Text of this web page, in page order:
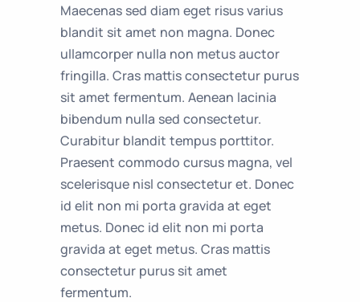
Maecenas sed diam eget risus varius
blandit sit amet non magna. Donec
ullamcorper nulla non metus auctor
fringilla. Cras mattis consectetur purus
sit amet fermentum. Aenean lacinia
bibendum nulla sed consectetur.
Curabitur blandit tempus porttitor.
Praesent commodo cursus magna, vel
scelerisque nisl consectetur et. Donec
id elit non mi porta gravida at eget
metus. Donec id elit non mi porta
gravida at eget metus. Cras mattis
consectetur purus sit amet
fermentum.